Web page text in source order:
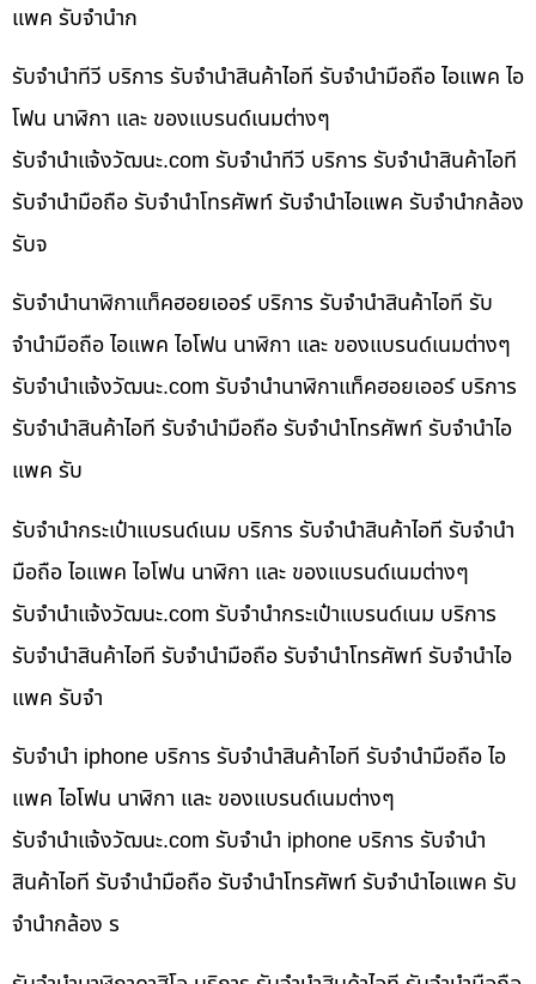
แพค รับจำนำก
รับจำนำทีวี บริการ รับจำนำสินค้าไอที รับจำนำมือถือ ไอแพค ไอ
โฟน นาฬิกา และ ของแบรนด์เนมต่างๆ
รับจํานําแจ้งวัฒนะ.com รับจำนำทีวี บริการ รับจำนำสินค้าไอที
รับจำนำมือถือ รับจำนำโทรศัพท์ รับจำนำไอแพค รับจำนำกล้อง
รับจ
รับจำนำนาฬิกาแท็คฮอยเออร์ บริการ รับจำนำสินค้าไอที รับ
จำนำมือถือ ไอแพค ไอโฟน นาฬิกา และ ของแบรนด์เนมต่างๆ
รับจํานําแจ้งวัฒนะ.com รับจำนำนาฬิกาแท็คฮอยเออร์ บริการ
รับจำนำสินค้าไอที รับจำนำมือถือ รับจำนำโทรศัพท์ รับจำนำไอ
แพค รับ
รับจำนำกระเป๋าแบรนด์เนม บริการ รับจำนำสินค้าไอที รับจำนำ
มือถือ ไอแพค ไอโฟน นาฬิกา และ ของแบรนด์เนมต่างๆ
รับจํานําแจ้งวัฒนะ.com รับจำนำกระเป๋าแบรนด์เนม บริการ
รับจำนำสินค้าไอที รับจำนำมือถือ รับจำนำโทรศัพท์ รับจำนำไอ
แพค รับจำ
รับจำนำ iphone บริการ รับจำนำสินค้าไอที รับจำนำมือถือ ไอ
แพค ไอโฟน นาฬิกา และ ของแบรนด์เนมต่างๆ
รับจํานําแจ้งวัฒนะ.com รับจำนำ iphone บริการ รับจำนำ
สินค้าไอที รับจำนำมือถือ รับจำนำโทรศัพท์ รับจำนำไอแพค รับ
จำนำกล้อง ร